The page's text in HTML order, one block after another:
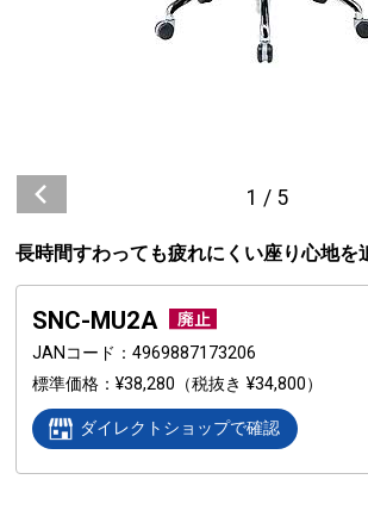
1 / 5
長時間すわっても疲れにくい座り心地を
SNC-MU2A
JANコード
4969887173206
標準価格
¥38,280 （税抜き ¥34,800）
ダイレクトショップで確認